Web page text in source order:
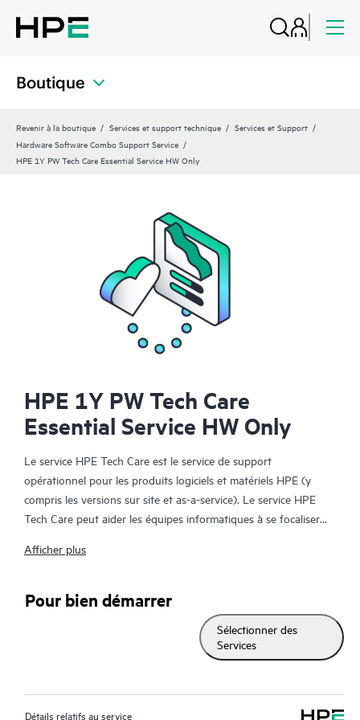
Boutique
Revenir à la boutique Services et support technique
Services et Support
Hardware Software Combo Support Service
HPE 1Y PW Tech Care Essential Service HW Only
HPE 1Y PW Tech Care
Essential Service HW Only
Le service HPE Tech Care est le service de support
opérationnel pour les produits logiciels et matériels HPE (y
compris les versions sur site et as-a-service). Le service HPE
Tech Care peut aider les équipes informatiques à se focaliser
chercher proactivement de meilleures méthodes de travail,
Le service HPE Tech Care établit un accès direct à des
spécialistes produit et fournit des conseils techniques généraux,
qui aideront les Clients à réduire les risques et à trouver des
Tech Care peuvent accéder au support via différents canaux :
téléphone, infrastructure de messagerie instantanée en temps
Afficher plus
Pour bien démarrer
Sélectionner des
Services
Détails relatifs au service